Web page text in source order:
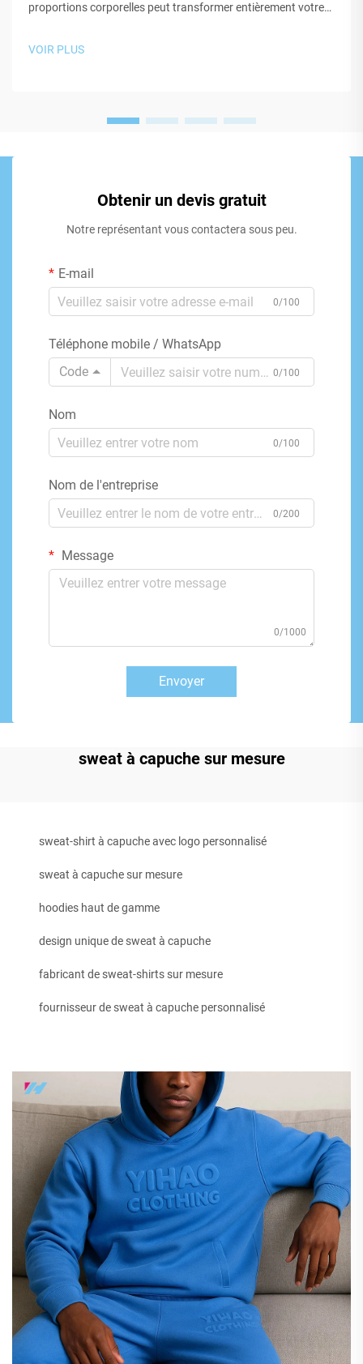
proportions corporelles peut transformer entièrement votre
VOIR PLUS
Obtenir un devis gratuit
Notre représentant vous contactera sous peu.
E-mail
0/100
Téléphone mobile / WhatsApp
Code
0/100
Nom
0/100
Nom de l'entreprise
0/200
Message
0/1000
Envoyer
sweat à capuche sur mesure
sweat-shirt à capuche avec logo personnalisé
sweat à capuche sur mesure
hoodies haut de gamme
design unique de sweat à capuche
fabricant de sweat-shirts sur mesure
fournisseur de sweat à capuche personnalisé